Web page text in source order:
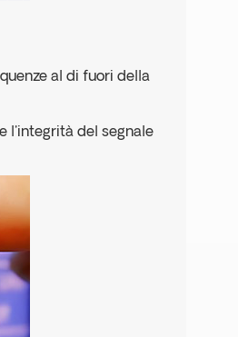
al di fuori della
l'integrità del segnale